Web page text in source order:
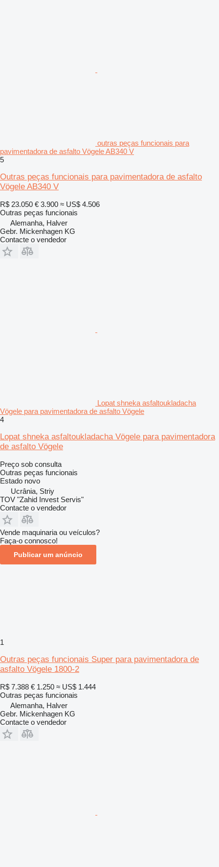
outras peças funcionais para
pavimentadora de asfalto Vögele AB340 V
5
Outras peças funcionais para pavimentadora de asfalto
Vögele AB340 V
R$ 23.050 € 3.900 ≈ US$ 4.506
Outras peças funcionais
Alemanha, Halver
Gebr. Mickenhagen KG
Contacte o vendedor
Lopat shneka asfaltoukladacha
Vögele para pavimentadora de asfalto Vögele
4
Lopat shneka asfaltoukladacha Vögele para pavimentadora
de asfalto Vögele
Preço sob consulta
Outras peças funcionais
Estado novo
Ucrânia, Striy
TOV "Zahid Invest Servis"
Contacte o vendedor
Vende maquinaria ou veículos?
Faça-o connosco!
Publicar um anúncio
1
Outras peças funcionais Super para pavimentadora de
asfalto Vögele 1800-2
R$ 7.388 € 1.250 ≈ US$ 1.444
Outras peças funcionais
Alemanha, Halver
Gebr. Mickenhagen KG
Contacte o vendedor